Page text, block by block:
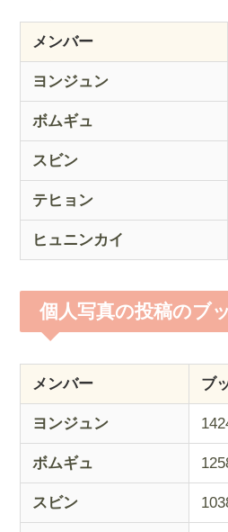
メンバー
ヨンジュン
ボムギュ
スビン
テヒョン
ヒュニンカイ
個人写真の投稿のブ
メンバー ブ
ヨンジュン
ボムギュ
スビン